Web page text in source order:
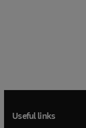
Useful links